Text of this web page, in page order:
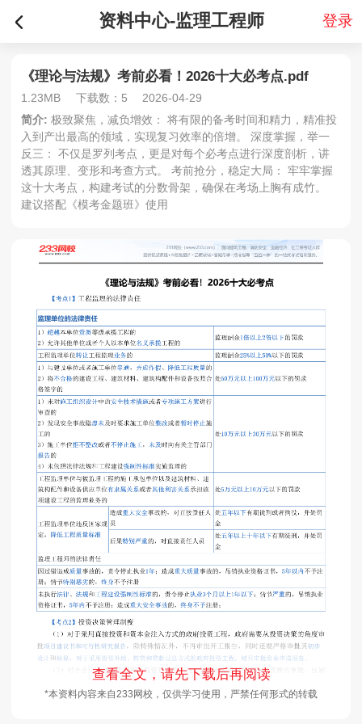
资料中心-监理工程师 登录
《理论与法规》考前必看！2026十大必考点.pdf
1.23MB 下载数：5
2026-04-29
简介:极致聚焦，减负增效： 将有限的备考时间和精力，精准投
入到产出最高的领域，实现复习效率的倍增。 深度掌握，举一
反三： 不仅是罗列考点，更是对每个必考点进行深度剖析，讲
透其原理、变形和考查方式。 考前抢分，稳定大局： 牢牢掌握
这十大考点，构建考试的分数骨架，确保在考场上胸有成竹。
建议搭配《模考金题班》使用
查看全文，请先下载后再阅读
*本资料内容来自233网校，仅供学习使用，严禁任何形式的转载